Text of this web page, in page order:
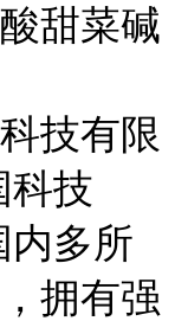
甜菜碱
技有限
科技
多所
拥有强